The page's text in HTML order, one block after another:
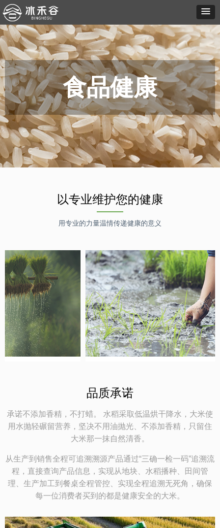
食品健康
以专业维护您的健康
用专业的力量温情传递健康的意义
品质承诺
承诺不添加香精，不打蜡。 水稻采取低温烘干降水，大米使
用水抛轻碾留营养，坚决不用油抛光、不添加香精，只留住
大米那一抹自然清香。
从生产到销售全程可追溯溯源产品通过“三确一检一码”追溯流
程，直接查询产品信息，实现从地块、水稻播种、田间管
理、生产加工到餐桌全程管控、实现全程追溯无死角，确保
每一位消费者买到的都是健康安全的大米。